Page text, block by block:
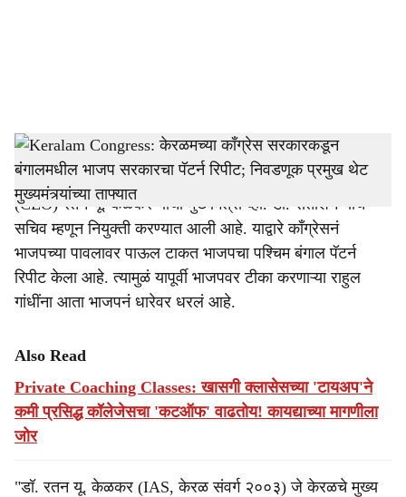
h
a
r
e
IAS Ratan Kelkar_MP Rahul Gandhi
Keralam Congress:केरळमचे मुख्य निवडणूक अधिकारी
(CEO) रतन यू. केळकर यांची मुख्यमंत्री व्ही. डी. सतीशन यांचे
सचिव म्हणून नियुक्ती करण्यात आली आहे. याद्वारे काँग्रेसनं
भाजपच्या पावलावर पाऊल टाकत भाजपचा पश्चिम बंगाल पॅटर्न
रिपीट केला आहे. त्यामुळं यापूर्वी भाजपवर टीका करणाऱ्या राहुल
गांधींना आता भाजपनं धारेवर धरलं आहे.
Also Read
Private Coaching Classes: खासगी क्लासेसच्या 'टायअप'ने
कमी प्रसिद्ध कॉलेजेसचा 'कटऑफ' वाढतोय! कायद्याच्या मागणीला
जोर
"डॉ. रतन यू. केळकर (IAS, केरळ संवर्ग २००३) जे केरळचे मुख्य